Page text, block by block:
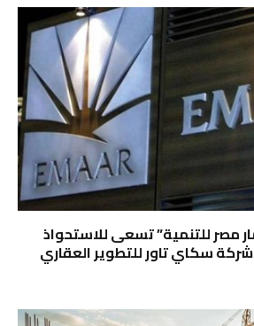
مصر للتنمية” تسعى للاستحواذ